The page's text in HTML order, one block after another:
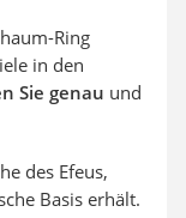
Ring
in den
Sie genau und
des Efeus,
Basis erhält.